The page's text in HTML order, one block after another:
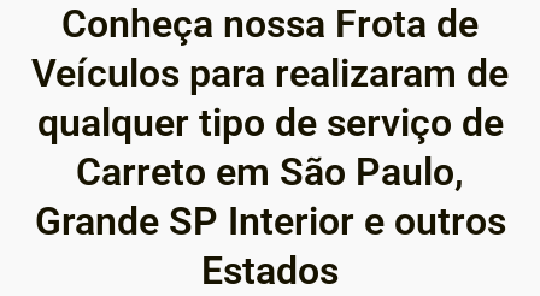
Conheça nossa Frota de
Veículos para realizaram de
qualquer tipo de serviço de
Carreto em São Paulo,
Grande SP Interior e outros
Estados